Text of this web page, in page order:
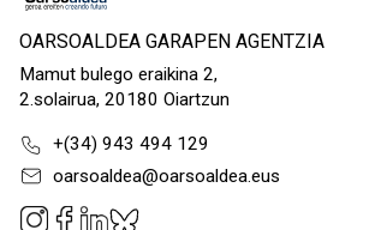
OARSOALDEA GARAPEN AGENTZIA
Mamut bulego eraikina 2,
2.solairua, 20180 Oiartzun
+(34) 943 494 129
oarsoaldea@oarsoaldea.eus